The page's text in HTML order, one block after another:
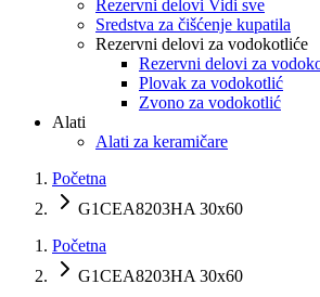
Rezervni delovi Vidi sve
Sredstva za čišćenje kupatila
Rezervni delovi za vodokotliće
Rezervni delovi za
Plovak za vodokotlić
Zvono za vodokotlić
Alati
Alati za keramičare
Početna
G1CEA8203HA 30x60
Početna
G1CEA8203HA 30x60